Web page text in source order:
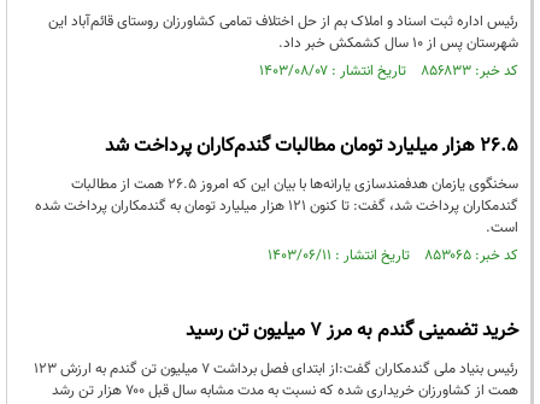
رئیس اداره ثبت اسناد و املاک بم از حل اختلاف تمامی کشاورزان روستای قائم‌آباد این
شهرستان پس از ۱۰ سال کشمکش خبر داد.
کد خبر: ۸۵۶۸۳۳ تاریخ انتشار : ۱۴۰۳/۰۸/۰۷
26.5 هزار میلیارد تومان مطالبات گندم‌کاران پرداخت شد
سخنگوی یازمان هدفمندسازی یارانه‌ها با بیان این که امروز 26.5 همت از مطالبات
گندمکاران پرداخت شد‌، گفت: تا کنون 121 هزار میلیارد تومان به گندمکاران پرداخت شده
است.
کد خبر: ۸۵۳۰۶۵ تاریخ انتشار : ۱۴۰۳/۰۶/۱۱
خرید تضمینی گندم به مرز ۷ میلیون تن رسید
رئیس بنیاد ملی گندمکاران گفت:از ابتدای فصل برداشت ۷ میلیون تن گندم به ارزش ۱۲۳
همت از کشاورزان خریداری شده که نسبت به مدت مشابه سال قبل ۷۰۰ هزار تن رشد